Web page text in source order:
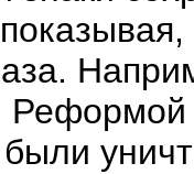
были